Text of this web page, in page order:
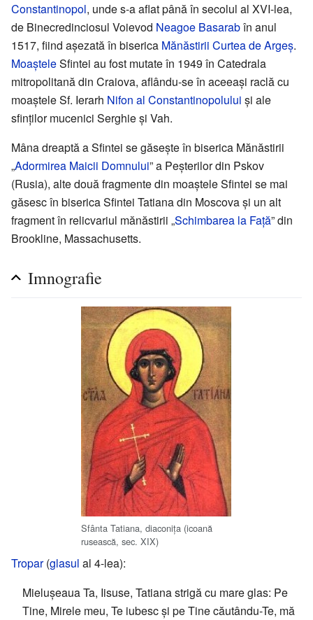
Constantinopol, unde s-a aflat până în secolul al XVI-lea,
de Binecredinciosul Voievod Neagoe Basarabîn anul
1517, fiind așezată în biserica Mănăstirii Curtea de Argeș.
MoașteleSfintei au fost mutate în 1949 în Catedrala
mitropolitană din Craiova, aflându-se în aceeași raclă cu
moaștele Sf. Ierarh Nifon al Constantinopolului și ale
sfinților mucenici Serghie și Vah.
Mâna dreaptă a Sfintei se găsește în biserica Mănăstirii
„Adormirea Maicii Domnului” a Peșterilor din Pskov
(Rusia), alte două fragmente din moaștele Sfintei se mai
găsesc în biserica Sfintei Tatiana din Moscova și un alt
fragment în relicvariul mănăstirii „Schimbarea la Față” din
Brookline, Massachusetts.
Imnografie
Sfânta Tatiana, diaconița (icoană
rusească, sec. XIX)
Tropar(glasul al 4-lea):
Mielușeaua Ta, Iisuse, Tatiana strigă cu mare glas: Pe
Tine, Mirele meu, Te iubesc și pe Tine căutându-Te, mă